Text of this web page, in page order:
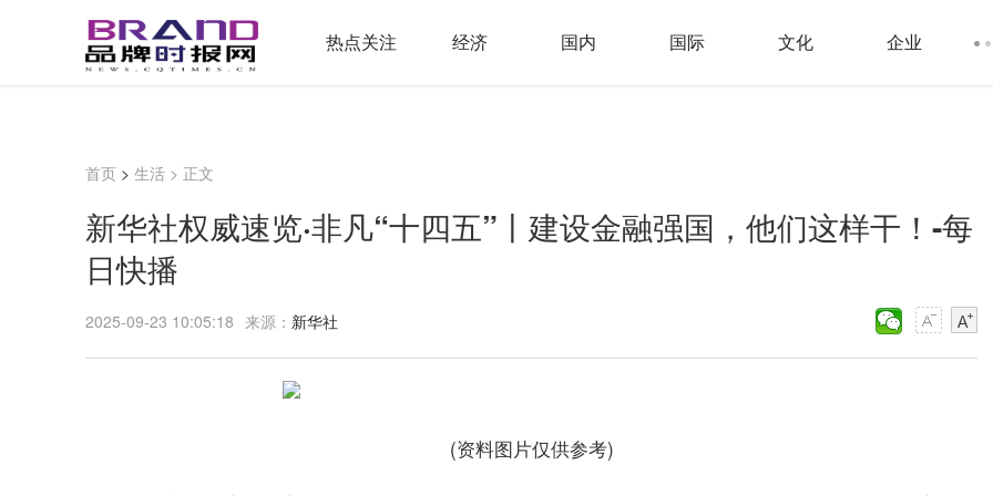
热点关注 经济 国内 国际 文化 企业
首页 > 生活 > 正文
新华社权威速览·非凡“十四五”丨建设金融强国，他们这样干！-每
日快播
2025-09-23 10:05:18 来源： 新华社
(资料图片仅供参考)